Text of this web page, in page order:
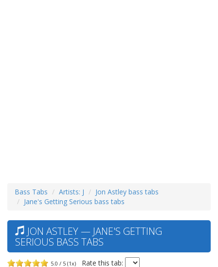
Bass Tabs Artists: J
Jon Astley bass tabs
Jane's Getting Serious bass tabs
JON ASTLEY — JANE'S GETTING
SERIOUS BASS TABS
5.0 / 5 (1x) Rate this tab: